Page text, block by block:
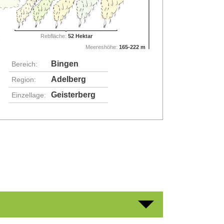
Rebfläche: 52 Hektar
Meereshöhe:165-222 m
Bereich: Bingen
Region: Adelberg
Einzellage: Geisterberg